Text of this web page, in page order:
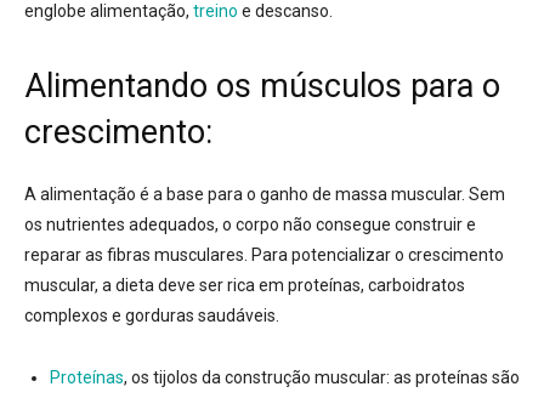
englobe alimentação, treino e descanso.
Alimentando os músculos para o
crescimento:
A alimentação é a base para o ganho de massa muscular. Sem
os nutrientes adequados, o corpo não consegue construir e
reparar as fibras musculares. Para potencializar o crescimento
muscular, a dieta deve ser rica em proteínas, carboidratos
complexos e gorduras saudáveis.
Proteínas, os tijolos da construção muscular: as proteínas são